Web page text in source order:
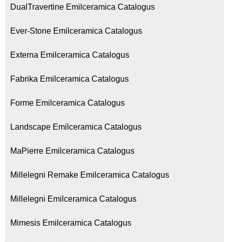
DualTravertine Emilceramica Catalogus
Ever-Stone Emilceramica Catalogus
Externa Emilceramica Catalogus
Fabrika Emilceramica Catalogus
Forme Emilceramica Catalogus
Landscape Emilceramica Catalogus
MaPierre Emilceramica Catalogus
Millelegni Remake Emilceramica Catalogus
Millelegni Emilceramica Catalogus
Mimesis Emilceramica Catalogus